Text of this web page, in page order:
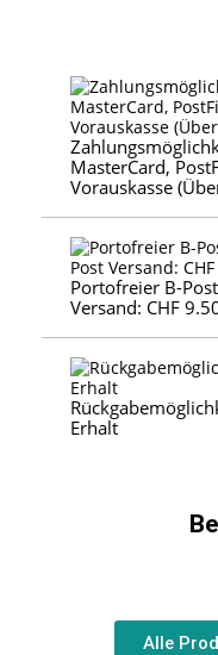
MasterCard,
Vorauskasse
Portofreier B-
Versand: CHF
Erhalt
Alle